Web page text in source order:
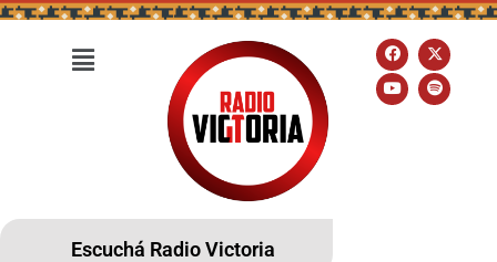
Escuchá Radio Victoria